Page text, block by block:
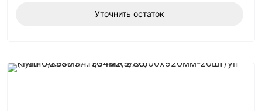
Уточнить остаток